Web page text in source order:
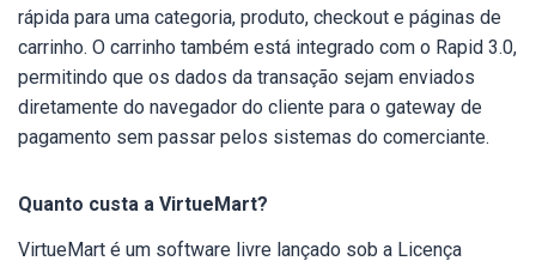
rápida para uma categoria, produto, checkout e páginas de
carrinho. O carrinho também está integrado com o Rapid 3.0,
permitindo que os dados da transação sejam enviados
diretamente do navegador do cliente para o gateway de
pagamento sem passar pelos sistemas do comerciante.
Quanto custa a VirtueMart?
VirtueMart é um software livre lançado sob a Licença